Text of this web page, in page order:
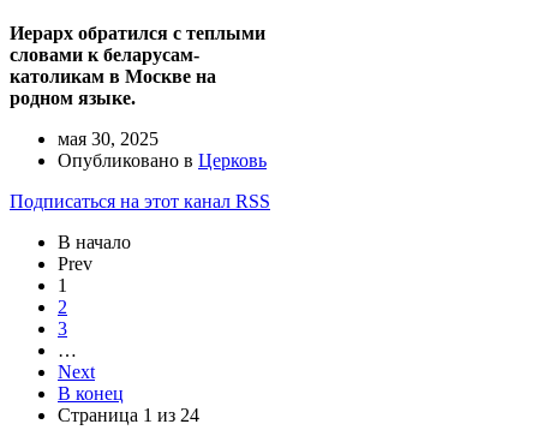
Иерарх обратился с теплыми
словами к беларусам-
католикам в Москве на
родном языке.
мая 30, 2025
Опубликовано в Церковь
Подписаться на этот канал RSS
В начало
Prev
1
2
3
…
Next
В конец
Страница 1 из 24